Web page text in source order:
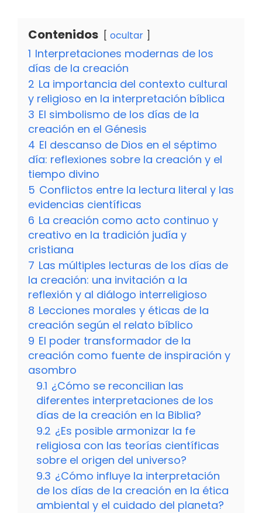
Contenidos ocultar
1 Interpretaciones modernas de los
días de la creación
2 La importancia del contexto cultural
y religioso en la interpretación bíblica
3 El simbolismo de los días de la
creación en el Génesis
4 El descanso de Dios en el séptimo
día: reflexiones sobre la creación y el
tiempo divino
5 Conflictos entre la lectura literal y las
evidencias científicas
6 La creación como acto continuo y
creativo en la tradición judía y
cristiana
7 Las múltiples lecturas de los días de
la creación: una invitación a la
reflexión y al diálogo interreligioso
8 Lecciones morales y éticas de la
creación según el relato bíblico
9 El poder transformador de la
creación como fuente de inspiración y
asombro
9.1 ¿Cómo se reconcilian las
diferentes interpretaciones de los
días de la creación en la Biblia?
9.2 ¿Es posible armonizar la fe
religiosa con las teorías científicas
sobre el origen del universo?
9.3 ¿Cómo influye la interpretación
de los días de la creación en la ética
ambiental y el cuidado del planeta?